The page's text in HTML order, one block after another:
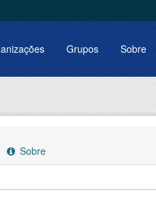
Grupos Sobre
Sobre